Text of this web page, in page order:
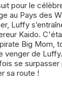
pour le
au Pays des
Luffy
Kaido.
Big Mom,
venger de
se
sa route !